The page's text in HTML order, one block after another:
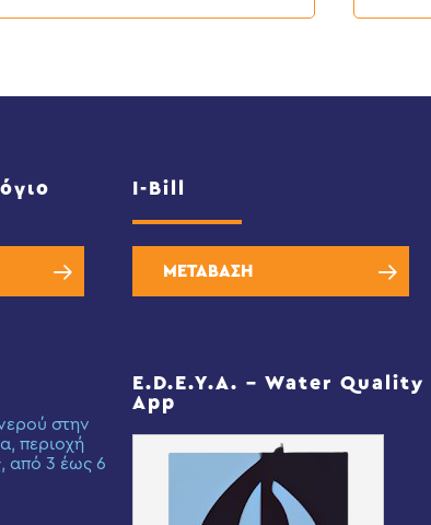
στην
περιοχή
από 3 έως 6
I-Bill
ΜΕΤΑΒΑΣΗ
E.D.E.Y.A. – Water Quality
App